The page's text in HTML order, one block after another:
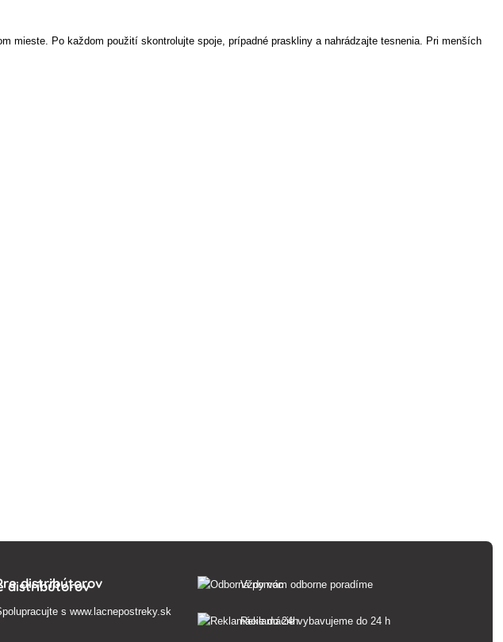
mieste. Po každom použití skontrolujte spoje, prípadné praskliny a nahrádzajte tesnenia. Pri menších
distribútorov
swww.lacnepostreky.sk
Vždy vám odborne poradíme
Reklamácie vybavujeme do 24 h